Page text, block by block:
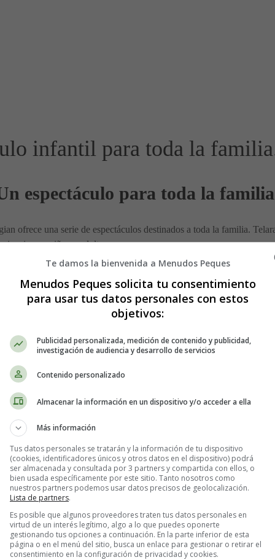
infantil para toda la
espectáculo para toda la
ofrece una serie de espectáculos destinados a toda la familia.
con niños y adultos.
cómo mejorar el mundo con "magias especiales". En su
y jugar. Con Pepito, el gusano, el Limón mal humorado, los
de la naturaleza…Interactividad con el público, amor y
y niños y mayores disfruten participando.
Paulo donde trabajó como cantante, compositora y profesora.
y que fortalecen la autoestima, la aceptación y valoración de
Te damos la bienvenida a Menudos Peques
Menudos Peques solicita tu consentimiento
para usar tus datos personales con estos
objetivos:
Publicidad personalizada, medición de contenido y publicidad,
investigación de audiencia y desarrollo de servicios
Contenido personalizado
Almacenar la información en un dispositivo y/o acceder a ella
Más información
Tus datos personales se tratarán y la información de tu dispositivo
(cookies, identificadores únicos y otros datos en el dispositivo) podrá
ser almacenada y consultada por 3 partners y compartida con ellos, o
bien usada específicamente por este sitio. Tanto nosotros como
nuestros partners podemos usar datos precisos de geolocalización.
Lista de partners.
Es posible que algunos proveedores traten tus datos personales en
virtud de un interés legítimo, algo a lo que puedes oponerte
gestionando tus opciones a continuación. En la parte inferior de esta
página o en el menú del sitio, busca un enlace para gestionar o retirar el
consentimiento en la configuración de privacidad y cookies.